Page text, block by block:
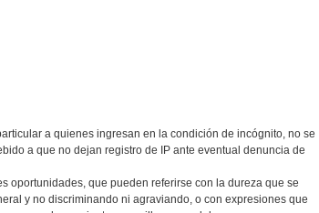
a quienes ingresan en la condición de incógnito, no se
a que no dejan registro de IP ante eventual denuncia de
oportunidades, que pueden referirse con la dureza que se
y no discriminando ni agraviando, o con expresiones que